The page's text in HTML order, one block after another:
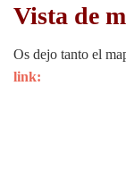
Vista de
Os dejo tanto el
link: